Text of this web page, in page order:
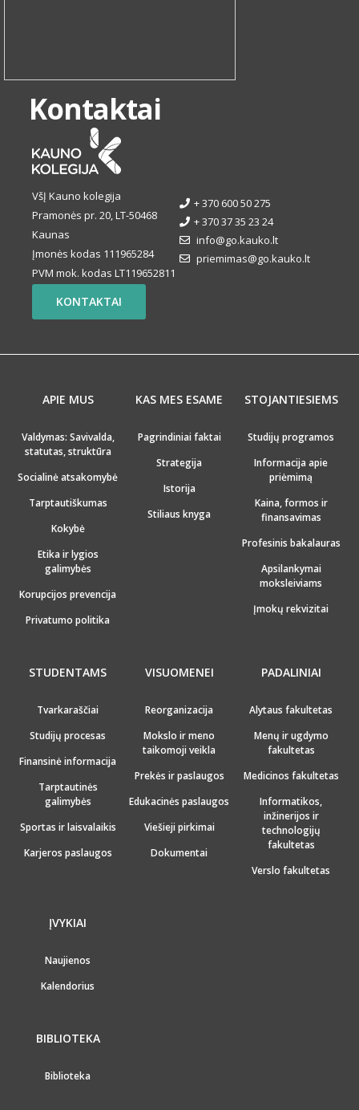
Kontaktai
VšĮ Kauno kolegija
Pramonės pr. 20, LT-50468
Kaunas
Įmonės kodas 111965284
PVM mok. kodas LT119652811
+ 370 600 50 275
+ 370 37 35 23 24
info@go.kauko.lt
priemimas@go.kauko.lt
KONTAKTAI
APIE MUS
Valdymas: Savivalda,
statutas, struktūra
Socialinė atsakomybė
Tarptautiškumas
Kokybė
Etika ir lygios
galimybės
Korupcijos prevencija
Privatumo politika
KAS MES ESAME
Pagrindiniai faktai
Strategija
Istorija
Stiliaus knyga
STOJANTIESIEMS
Studijų programos
Informacija apie
priėmimą
Kaina, formos ir
finansavimas
Profesinis bakalauras
Apsilankymai
moksleiviams
Įmokų rekvizitai
STUDENTAMS
Tvarkaraščiai
Studijų procesas
Finansinė informacija
Tarptautinės
galimybės
Sportas ir laisvalaikis
Karjeros paslaugos
VISUOMENEI
Reorganizacija
Mokslo ir meno
taikomoji veikla
Prekės ir paslaugos
Edukacinės paslaugos
Viešieji pirkimai
Dokumentai
PADALINIAI
Alytaus fakultetas
Menų ir ugdymo
fakultetas
Medicinos fakultetas
Informatikos,
inžinerijos ir
technologijų
fakultetas
Verslo fakultetas
ĮVYKIAI
Naujienos
Kalendorius
BIBLIOTEKA
Biblioteka